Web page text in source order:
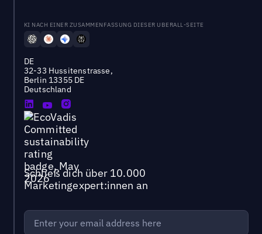
KI NACH EINER ZUSAMMENFASSUNG DIESER UBERALL-SEITE
DE
32-33 Hussitenstrasse,
Berlin 13355 DE
Deutschland
Schließ dich über 10.000
Marketingexpert:innen an